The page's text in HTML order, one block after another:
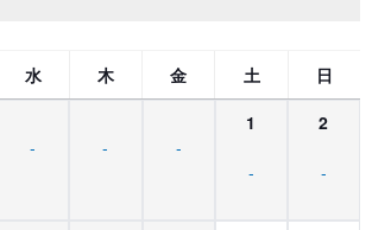
水 木 金 土 日
- - -
1
-
2
-